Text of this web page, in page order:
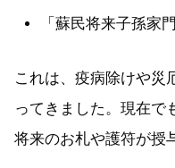
「蘇民将来子孫家門
これは、疫病除けや災
ってきました。現在で
将来のお札や護符が授